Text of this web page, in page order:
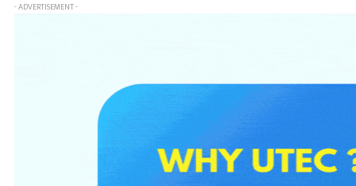
- ADVERTISEMENT -